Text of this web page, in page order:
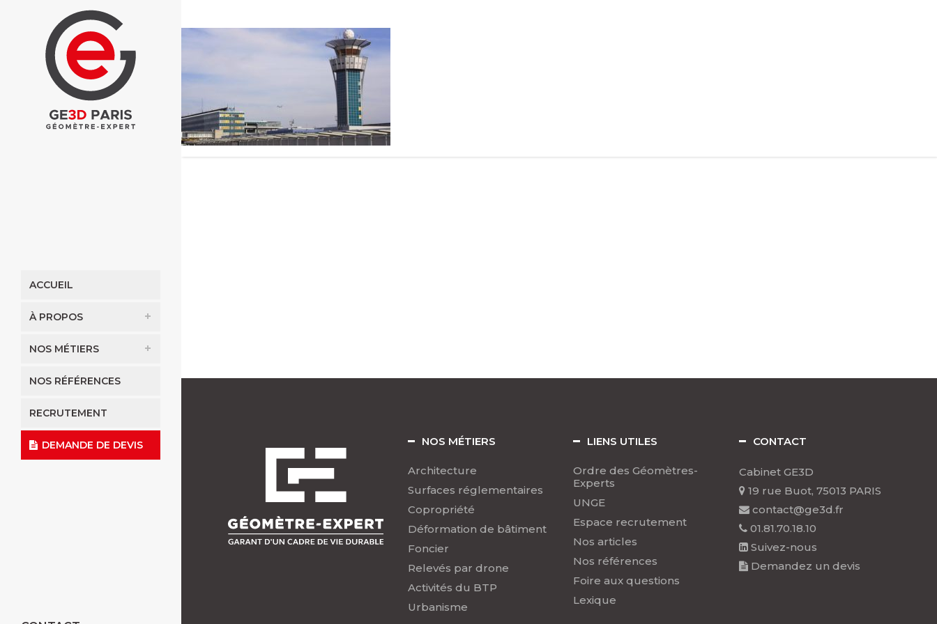
ACCUEIL
À PROPOS
NOS MÉTIERS
NOS RÉFÉRENCES
RECRUTEMENT
DEMANDE DE DEVIS NOS MÉTIERS
Architecture
Surfaces réglementaires
Copropriété
Déformation de bâtiment
Foncier
Relevés par drone
Activités du BTP
Urbanisme
LIENS UTILES
Ordre des Géomètres-
Experts
UNGE
Espace recrutement
Nos articles
Nos références
Foire aux questions
Lexique
CONTACT
Cabinet GE3D
19 rue Buot, 75013 PARIS
contact@ge3d.fr
01.81.70.18.10
Suivez-nous
Demandez un devis